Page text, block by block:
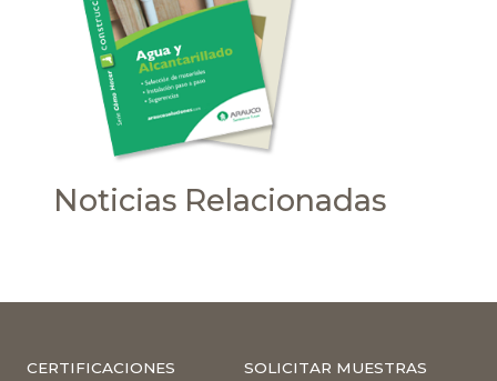
Noticias Relacionadas
CERTIFICACIONES SOLICITAR MUESTRAS